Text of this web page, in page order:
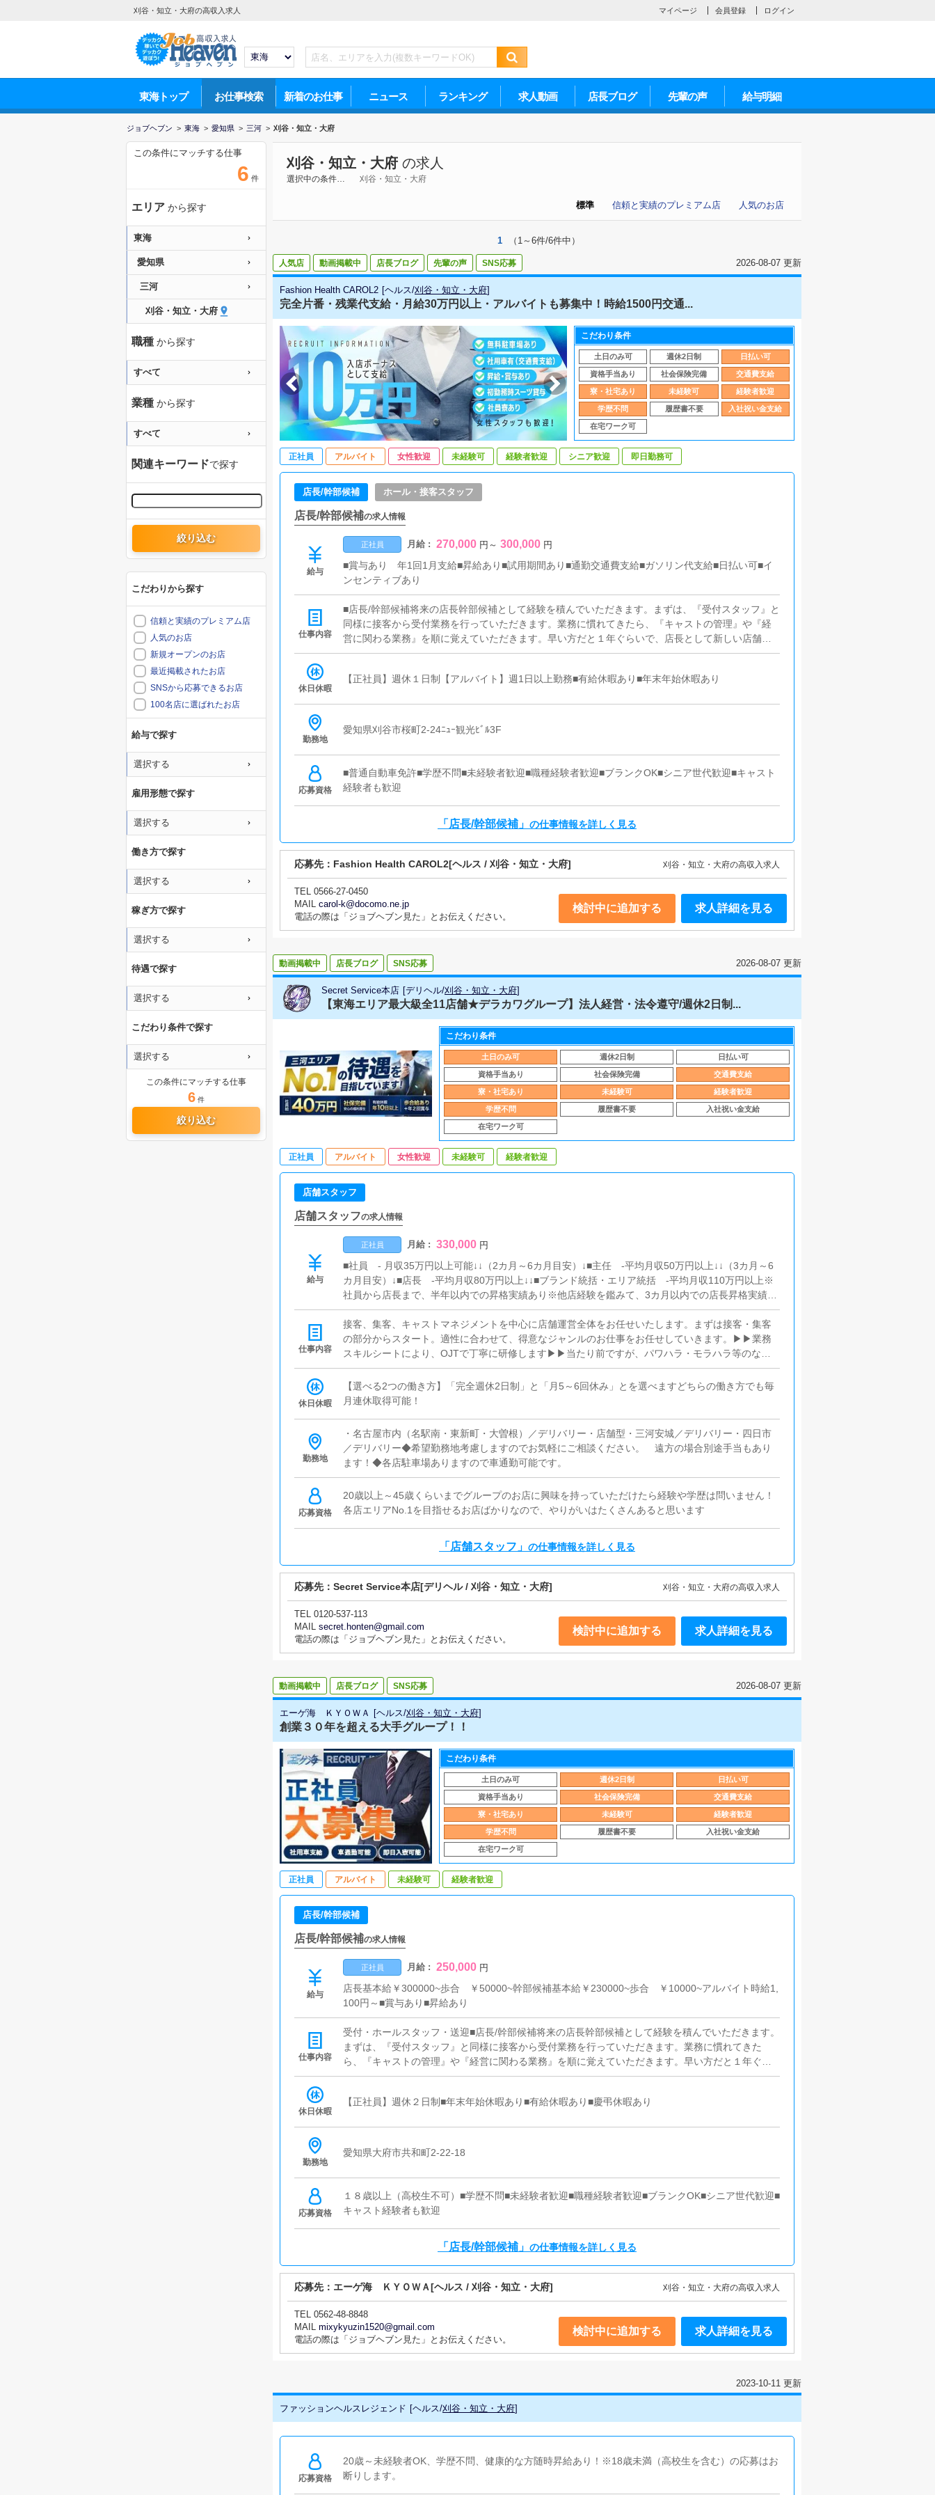
刈谷・知立・大府の高収入求人 マイページ 会員登録 ログイン
東海トップ お仕事検索 新着のお仕事 ニュース ランキング 求人動画 店長ブログ 先輩の声 給与明細
ジョブヘブン > 東海 > 愛知県 > 三河 > 刈谷・知立・大府
刈谷・知立・大府 の求人
選択中の条件… 刈谷・知立・大府
人気のお店
信頼と実績のプレミアム店
標準
1 （1～6件/6件中）
人気店 動画掲載中 店長ブログ 先輩の声 SNS応募 2026-08-07 更新
Fashion Health CAROL2 [ヘルス/刈谷・知立・大府]
完全片番・残業代支給・月給30万円以上・アルバイトも募集中！時給1500円交通...
こだわり条件
土日のみ可 週休2日制 日払い可
資格手当あり 社会保険完備 交通費支給
寮・社宅あり 未経験可 経験者歓迎
学歴不問 履歴書不要 入社祝い金支給
在宅ワーク可
正社員 アルバイト 女性歓迎 未経験可 経験者歓迎 シニア歓迎 即日勤務可
店長/幹部候補 ホール・接客スタッフ
店長/幹部候補の求人情報
給与
正社員 月給 : 270,000 円 ～ 300,000 円
■賞与あり 年1回1月支給■昇給あり■試用期間あり■通勤交通費支給■ガソリン代支給■日払い可■イ
ンセンティブあり
仕事内容
■店長/幹部候補将来の店長幹部候補として経験を積んでいただきます。まずは、『受付スタッフ』と
同様に接客から受付業務を行っていただきます。業務に慣れてきたら、『キャストの管理』や『経
営に関わる業務』を順に覚えていただきます。早い方だと１年ぐらいで、店長として新しい店舗の
運営をお任せします。■対面接客・受付業務お客様からのお問合せや来店されたお客様の案内を行っ
ルや、先輩スタッフに付いて業務内容を見ながら徐々に覚えていただきますので、未経験の方でも
上UPに繋がる施策の提案を行っていただきます。■キャスト管理お店で働いていただいているキャ
行っていただきます。■PC更新業務ヘブンネットなど、ポータルサイト等の店舗情報更新作業を行
っていただきます。キャストの出勤情報やイベント、求人ブログの作成となります。基本的にはボ
タンを押すだけや、ブログの更新時に簡単に文字が入力出来れば問題ありません。PCが苦手な人で
休日休暇
【正社員】週休１日制【アルバイト】週1日以上勤務■有給休暇あり■年末年始休暇あり
勤務地
愛知県刈谷市桜町2-24ﾆｭｰ観光ﾋﾞﾙ3F
応募資格
■普通自動車免許■学歴不問■未経験者歓迎■職種経験者歓迎■ブランクOK■シニア世代歓迎■キャスト
経験者も歓迎
「店長/幹部候補」 の仕事情報を詳しく見る
応募先： Fashion Health CAROL2[ヘルス / 刈谷・知立・大府] 刈谷・知立・大府の高収入求人
TEL 0566-27-0450
MAIL carol-k@docomo.ne.jp
電話の際は「ジョブヘブン見た」とお伝えください。
検討中に追加する 求人詳細を見る
動画掲載中 店長ブログ SNS応募 2026-08-07 更新
Secret Service本店 [デリヘル/刈谷・知立・大府]
【東海エリア最大級全11店舗★デラカワグループ】法人経営・法令遵守/週休2日制...
こだわり条件
土日のみ可 週休2日制 日払い可
資格手当あり 社会保険完備 交通費支給
寮・社宅あり 未経験可 経験者歓迎
学歴不問 履歴書不要 入社祝い金支給
在宅ワーク可
正社員 アルバイト 女性歓迎 未経験可 経験者歓迎
店舗スタッフ
店舗スタッフの求人情報
給与
正社員 月給 : 330,000 円
■社員 - 月収35万円以上可能↓↓（2カ月～6カ月目安）↓■主任 -平均月収50万円以上↓↓（3カ月～6
カ月目安）↓■店長 -平均月収80万円以上↓↓■ブランド統括・エリア統括 -平均月収110万円以上※
社員から店長まで、半年以内での昇格実績あり※他店経験を鑑みて、3カ月以内での店長昇格実績あ
り
仕事内容
接客、集客、キャストマネジメントを中心に店舗運営全体をお任せいたします。まずは接客・集客
の部分からスタート。適性に合わせて、得意なジャンルのお仕事をお任せしていきます。▶▶業務
スキルシートにより、OJTで丁寧に研修します▶▶当たり前ですが、パワハラ・モラハラ等のない
環境です▶▶定期的な面談で、迷いなくキャリアパスを作っていけます
休日休暇
【選べる2つの働き方】「完全週休2日制」と「月5～6回休み」とを選べますどちらの働き方でも毎
月連休取得可能！
勤務地
・名古屋市内（名駅南・東新町・大曽根）／デリバリー・店舗型・三河安城／デリバリー・四日市
／デリバリー◆希望勤務地考慮しますのでお気軽にご相談ください。 遠方の場合別途手当もあり
ます！◆各店駐車場ありますので車通勤可能です。
応募資格
20歳以上～45歳くらいまでグループのお店に興味を持っていただけたら経験や学歴は問いません！
各店エリアNo.1を目指せるお店ばかりなので、やりがいはたくさんあると思います
「店舗スタッフ」 の仕事情報を詳しく見る
応募先： Secret Service本店[デリヘル / 刈谷・知立・大府] 刈谷・知立・大府の高収入求人
TEL 0120-537-113
MAIL secret.honten@gmail.com
電話の際は「ジョブヘブン見た」とお伝えください。
検討中に追加する 求人詳細を見る
動画掲載中 店長ブログ SNS応募 2026-08-07 更新
エーゲ海 ＫＹＯＷＡ [ヘルス/刈谷・知立・大府]
創業３０年を超える大手グループ！！
こだわり条件
土日のみ可 週休2日制 日払い可
資格手当あり 社会保険完備 交通費支給
寮・社宅あり 未経験可 経験者歓迎
学歴不問 履歴書不要 入社祝い金支給
在宅ワーク可
正社員 アルバイト 未経験可 経験者歓迎
店長/幹部候補
店長/幹部候補の求人情報
給与
正社員 月給 : 250,000 円
店長基本給￥300000~歩合 ￥50000~幹部候補基本給￥230000~歩合 ￥10000~アルバイト時給1,
100円～■賞与あり■昇給あり
仕事内容
受付・ホールスタッフ・送迎■店長/幹部候補将来の店長幹部候補として経験を積んでいただきます。
まずは、『受付スタッフ』と同様に接客から受付業務を行っていただきます。業務に慣れてきた
ら、『キャストの管理』や『経営に関わる業務』を順に覚えていただきます。早い方だと１年ぐら
いで、店長として新しい店舗の運営をお任せします。■キャスト管理お店で働いていただいているキ
を行っていただきます。■PC更新業務ヘブンネットなど、ポータルサイト等の店舗情報更新作業を
でも簡単にできます。■対面接客・受付業務お客様からのお問合せや来店されたお客様の案内を行っ
ルや、先輩スタッフに付いて業務内容を見ながら徐々に覚えていただきますので、未経験の方でも
安心して働けます。■清掃・備品管理お客様やキャストの方に快適にお過ごしいただくため、店内の
清掃や備品の管理・補充を行っていただきます。
休日休暇
【正社員】週休２日制■年末年始休暇あり■有給休暇あり■慶弔休暇あり
勤務地
愛知県大府市共和町2-22-18
応募資格
１８歳以上（高校生不可）■学歴不問■未経験者歓迎■職種経験者歓迎■ブランクOK■シニア世代歓迎■
キャスト経験者も歓迎
「店長/幹部候補」 の仕事情報を詳しく見る
応募先： エーゲ海 ＫＹＯＷＡ[ヘルス / 刈谷・知立・大府] 刈谷・知立・大府の高収入求人
TEL 0562-48-8848
MAIL mixykyuzin1520@gmail.com
電話の際は「ジョブヘブン見た」とお伝えください。
検討中に追加する 求人詳細を見る
2023-10-11 更新
ファッションヘルスレジェンド [ヘルス/刈谷・知立・大府]
応募資格
20歳～未経験者OK、学歴不問、健康的な方随時昇給あり！※18歳未満（高校生を含む）の応募はお
断りします。
この条件にマッチする仕事
6 件
エリア から探す
東海
愛知県
三河
刈谷・知立・大府
職種 から探す
すべて
業種 から探す
すべて
関連キーワードで探す
絞り込む
こだわりから探す
信頼と実績のプレミアム店
人気のお店
新規オープンのお店
最近掲載されたお店
SNSから応募できるお店
100名店に選ばれたお店
給与で探す
選択する
雇用形態で探す
選択する
働き方で探す
選択する
稼ぎ方で探す
選択する
待遇で探す
選択する
こだわり条件で探す
選択する
この条件にマッチする仕事
6 件
絞り込む